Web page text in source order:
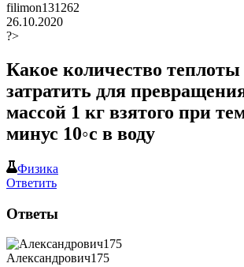
filimon131262
26.10.2020
?>
Какое количество теплоты
затратить для
массой 1 кг взятого при
минус 10◦с в воду
Физика
Ответить
Ответы
Александрович175